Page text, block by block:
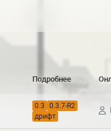
Подробнее
0.3
0.3.7-R2
дрифт